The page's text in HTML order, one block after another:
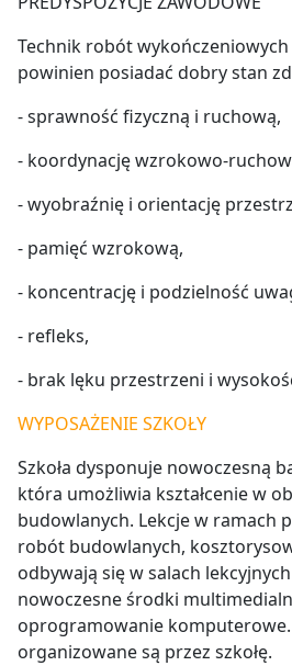
Technik robót
powinien posiadać dobry stan
- sprawność fizyczną i ruchową,
- koordynację wzrokowo-
- wyobraźnię i orientację
- pamięć wzrokową,
- koncentrację i podzielność
- refleks,
- brak lęku przestrzeni i
WYPOSAŻENIE SZKOŁY
Szkoła dysponuje nowoczesną
która umożliwia kształcenie w
budowlanych. Lekcje w ramach
robót budowlanych,
odbywają się w salach
nowoczesne środki
oprogramowanie
organizowane są przez szkołę.